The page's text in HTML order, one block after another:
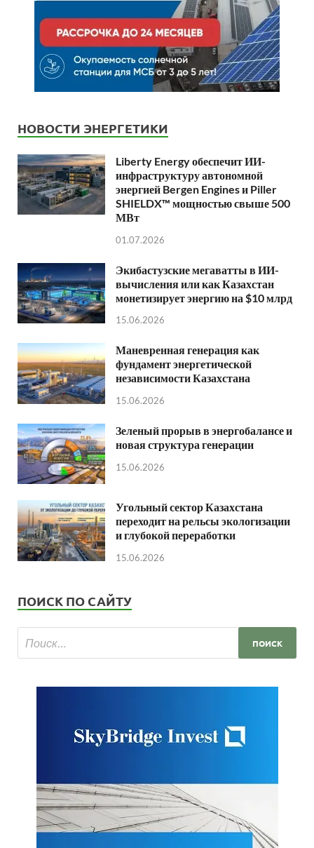
НОВОСТИ ЭНЕРГЕТИКИ
Liberty Energy обеспечит ИИ-
инфраструктуру автономной
энергией Bergen Engines и Piller
SHIELDX™ мощностью свыше 500
МВт
01.07.2026
Экибастузские мегаватты в ИИ-
вычисления или как Казахстан
монетизирует энергию на $10 млрд
15.06.2026
Маневренная генерация как
фундамент энергетической
независимости Казахстана
15.06.2026
Зеленый прорыв в энергобалансе и
новая структура генерации
15.06.2026
Угольный сектор Казахстана
переходит на рельсы экологизации
и глубокой переработки
15.06.2026
ПОИСК ПО САЙТУ